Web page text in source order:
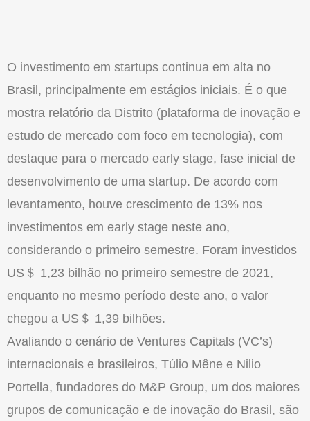
O investimento em startups continua em alta no
Brasil, principalmente em estágios iniciais. É o que
mostra relatório da Distrito (plataforma de inovação e
estudo de mercado com foco em tecnologia), com
destaque para o mercado early stage, fase inicial de
desenvolvimento de uma startup. De acordo com
levantamento, houve crescimento de 13% nos
investimentos em early stage neste ano,
considerando o primeiro semestre. Foram investidos
US＄ 1,23 bilhão no primeiro semestre de 2021,
enquanto no mesmo período deste ano, o valor
chegou a US＄ 1,39 bilhões.
Avaliando o cenário de Ventures Capitals (VC’s)
internacionais e brasileiros, Túlio Mêne e Nilio
Portella, fundadores do M&P Group, um dos maiores
grupos de comunicação e de inovação do Brasil, são